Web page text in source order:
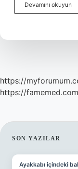
Devamını okuyun
https://
https://
SON YAZILAR
Ayakkabı içindeki